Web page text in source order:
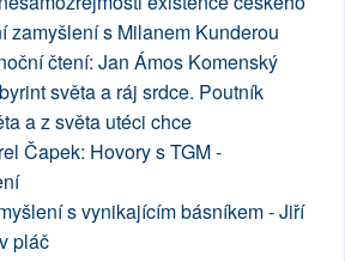
zamyšlení s Milanem Kunderou
čtení: Jan Ámos Komenský
světa a ráj srdce. Poutník
a z světa utéci chce
Čapek: Hovory s TGM -
s vynikajícím básníkem - Jiří
pláč